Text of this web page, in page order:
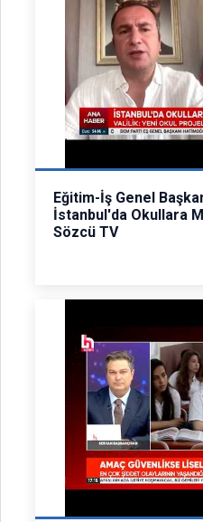
Eğitim-İş Genel
İstanbul'da Okullara
Sözcü TV